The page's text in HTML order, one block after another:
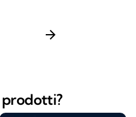
arrow_forward
prodotti?